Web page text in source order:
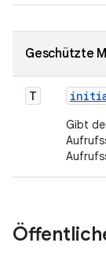
Geschützte
T
Gibt